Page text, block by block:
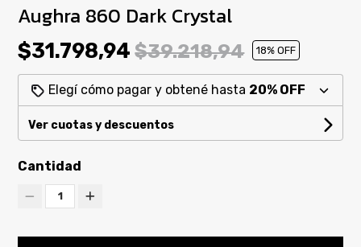
Aughra 860 Dark Crystal
$31.798,94$39.218,94 18% OFF
Elegí cómo pagar y obtené hasta 20% OFF
Ver cuotas y descuentos
Cantidad
1